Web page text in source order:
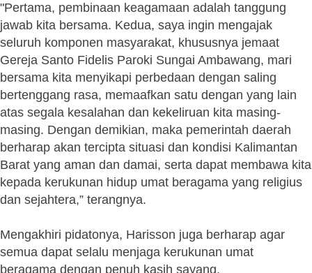
"Pertama, pembinaan keagamaan adalah tanggung
jawab kita bersama. Kedua, saya ingin mengajak
seluruh komponen masyarakat, khususnya jemaat
Gereja Santo Fidelis Paroki Sungai Ambawang, mari
bersama kita menyikapi perbedaan dengan saling
bertenggang rasa, memaafkan satu dengan yang lain
atas segala kesalahan dan kekeliruan kita masing-
masing. Dengan demikian, maka pemerintah daerah
berharap akan tercipta situasi dan kondisi Kalimantan
Barat yang aman dan damai, serta dapat membawa kita
kepada kerukunan hidup umat beragama yang religius
dan sejahtera,” terangnya.
Mengakhiri pidatonya, Harisson juga berharap agar
semua dapat selalu menjaga kerukunan umat
beragama dengan penuh kasih sayang.